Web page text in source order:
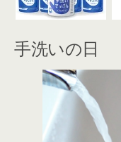
手洗いの日